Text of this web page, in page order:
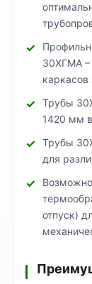
30ХГМА –
Трубы
1420 мм в
Трубы
для
отпуск)